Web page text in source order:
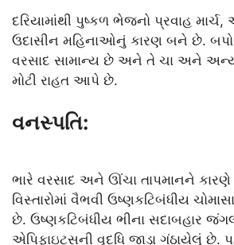
દરિયામાંથી પુષ્કળ ભેજનો પ્રવાહ
ઉદાસીન મહિનાઓનું કારણ બને છે.
વરસાદ સામાન્ય છે અને તે ચા અને અન્ય
મોટી રાહત આપે છે.
વનસ્પતિ:
ભારે વરસાદ અને ઊંચા તાપમાનને કારણે
વિસ્તારોમાં વૈભવી ઉષ્ણકટિબંધીય
છે. ઉષ્ણકટિબંધીય ભીના સદાબહાર
એપિફાઇટ્સની વૃદ્ધિ જાડા ગંઠાયેલું છે.